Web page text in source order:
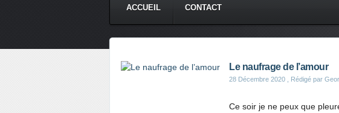
ACCUEIL CONTACT
Le naufrage de l’amour
28 Décembre 2020 , Rédigé par
Ce soir je ne peux que